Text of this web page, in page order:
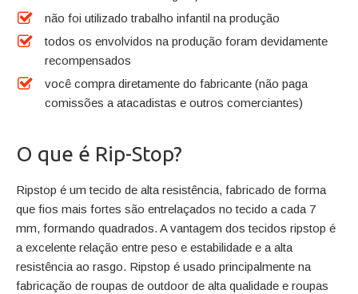
não foi utilizado trabalho infantil na produção
todos os envolvidos na produção foram devidamente
recompensados
você compra diretamente do fabricante (não paga
comissões a atacadistas e outros comerciantes)
O que é Rip-Stop?
Ripstop é um tecido de alta resistência, fabricado de forma
que fios mais fortes são entrelaçados no tecido a cada 7
mm, formando quadrados. A vantagem dos tecidos ripstop é
a excelente relação entre peso e estabilidade e a alta
resistência ao rasgo. Ripstop é usado principalmente na
fabricação de roupas de outdoor de alta qualidade e roupas